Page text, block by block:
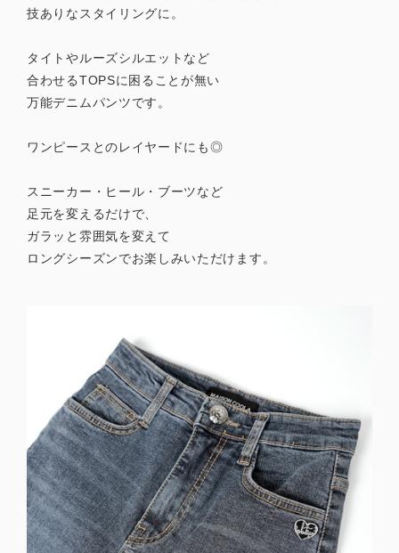
技ありなスタイリングに。
タイトやルーズシルエットなど
合わせるTOPSに困ることが無い
万能デニムパンツです。
ワンピースとのレイヤードにも◎
スニーカー・ヒール・ブーツなど
足元を変えるだけで、
ガラッと雰囲気を変えて
ロングシーズンでお楽しみいただけます。